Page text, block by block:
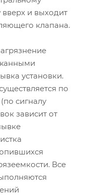
вверх и выходит
клапана.
установки.
по
сигналу
зависит от
Все